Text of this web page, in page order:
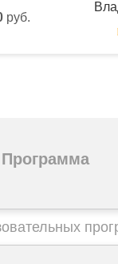
руб.
Программа